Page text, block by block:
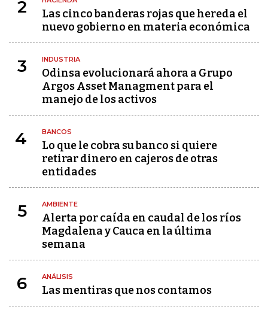
2
Las cinco banderas rojas que hereda el
nuevo gobierno en materia económica
3 INDUSTRIA
Odinsa evolucionará ahora a Grupo
Argos Asset Managment para el
manejo de los activos
4 BANCOS
Lo que le cobra su banco si quiere
retirar dinero en cajeros de otras
entidades
5 AMBIENTE
Alerta por caída en caudal de los ríos
Magdalena y Cauca en la última
semana
6 ANÁLISIS
Las mentiras que nos contamos